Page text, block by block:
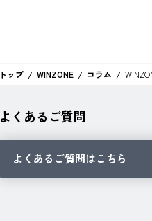
トップ WINZONE コラム
よくあるご質問
よくあるご質問はこちら